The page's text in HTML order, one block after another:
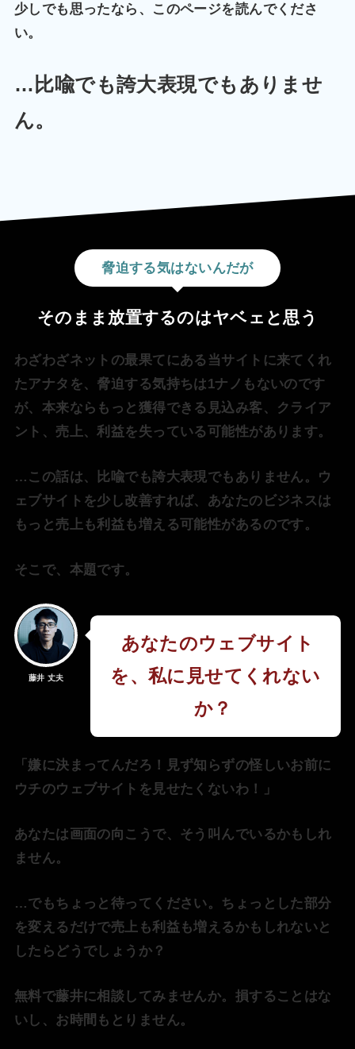
少しでも思ったなら、このページを読んでくださ
い。
…比喩でも誇大表現でもありませ
ん。
脅迫する気はないんだが
そのまま放置するのはヤベェと思う
わざわざネットの最果てにある当サイトに来てくれ
たアナタを、脅迫する気持ちは1ナノもないのです
が、本来ならもっと獲得できる見込み客、クライア
ント、売上、利益を失っている可能性があります。
…この話は、比喩でも誇大表現でもありません。ウ
ェブサイトを少し改善すれば、あなたのビジネスは
もっと売上も利益も増える可能性があるのです。
そこで、本題です。
藤井 丈夫
あなたのウェブサイト
を、私に見せてくれない
か？
「嫌に決まってんだろ！見ず知らずの怪しいお前に
ウチのウェブサイトを見せたくないわ！」
あなたは画面の向こうで、そう叫んでいるかもしれ
ません。
…でもちょっと待ってください。ちょっとした部分
を変えるだけで売上も利益も増えるかもしれないと
したらどうでしょうか？
無料で藤井に相談してみませんか。損することはな
いし、お時間もとりません。